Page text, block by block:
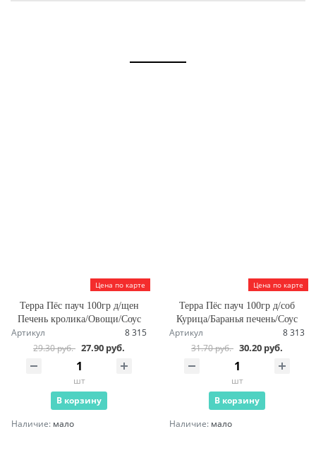
Цена по карте
Терра Пёс пауч 100гр д/щен
Печень кролика/Овощи/Соус
Артикул
8 315
29.30 руб. 27.90 руб.
шт
В корзину
Наличие: мало
Цена по карте
Терра Пёс пауч 100гр д/соб
Курица/Баранья печень/Соус
Артикул
8 313
31.70 руб. 30.20 руб.
шт
В корзину
Наличие: мало